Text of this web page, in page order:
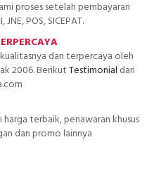
proses setelah pembayaran
POS, SICEPAT.
dan terpercaya oleh
2006. BerikutTestimonial dari
terbaik, penawaran khusus
dan promo lainnya